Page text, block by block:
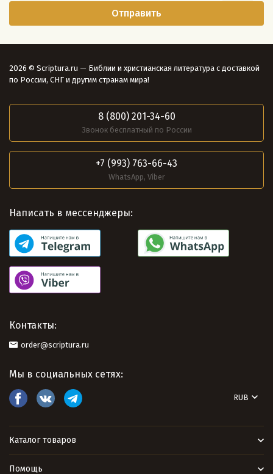
2026 © Scriptura.ru — Библии и христианская литература с доставкой
по России, СНГ и другим странам мира!
8 (800) 201-34-60
Звонок бесплатный по России
+7 (993) 763-66-43
WhatsApp, Viber
Написать в мессенджеры:
Контакты:
order@scriptura.ru
Мы в социальных сетях:
RUB
Каталог товаров
Помощь